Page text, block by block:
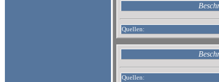
Quellen:
Quellen: